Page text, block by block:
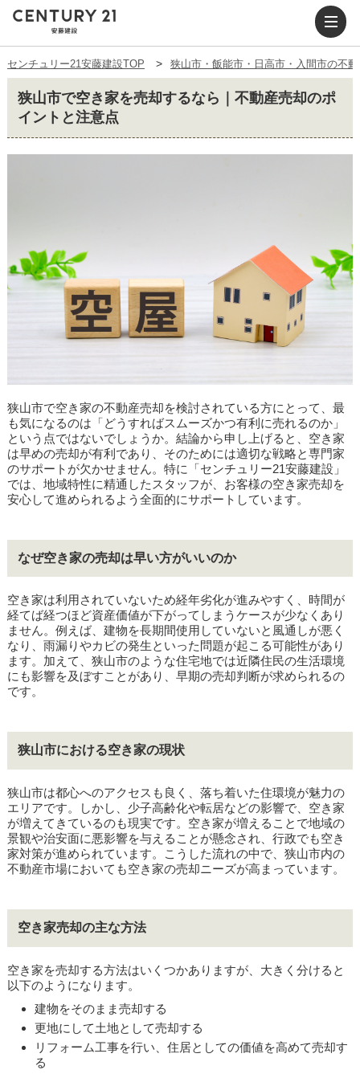
センチュリー21安藤建設TOP 狭山市・飯能市・日高市・入間市の不
狭山市で空き家を売却するなら｜不動産売却のポ
イントと注意点
狭山市で空き家の不動産売却を検討されている方にとって、最
も気になるのは「どうすればスムーズかつ有利に売れるのか」
という点ではないでしょうか。結論から申し上げると、空き家
は早めの売却が有利であり、そのためには適切な戦略と専門家
のサポートが欠かせません。特に「センチュリー21安藤建設」
では、地域特性に精通したスタッフが、お客様の空き家売却を
安心して進められるよう全面的にサポートしています。
なぜ空き家の売却は早い方がいいのか
空き家は利用されていないため経年劣化が進みやすく、時間が
経てば経つほど資産価値が下がってしまうケースが少なくあり
ません。例えば、建物を長期間使用していないと風通しが悪く
なり、雨漏りやカビの発生といった問題が起こる可能性があり
ます。加えて、狭山市のような住宅地では近隣住民の生活環境
にも影響を及ぼすことがあり、早期の売却判断が求められるの
です。
狭山市における空き家の現状
狭山市は都心へのアクセスも良く、落ち着いた住環境が魅力の
エリアです。しかし、少子高齢化や転居などの影響で、空き家
が増えてきているのも現実です。空き家が増えることで地域の
景観や治安面に悪影響を与えることが懸念され、行政でも空き
家対策が進められています。こうした流れの中で、狭山市内の
不動産市場においても空き家の売却ニーズが高まっています。
空き家売却の主な方法
空き家を売却する方法はいくつかありますが、大きく分けると
以下のようになります。
建物をそのまま売却する
更地にして土地として売却する
リフォーム工事を行い、住居としての価値を高めて売却す
る